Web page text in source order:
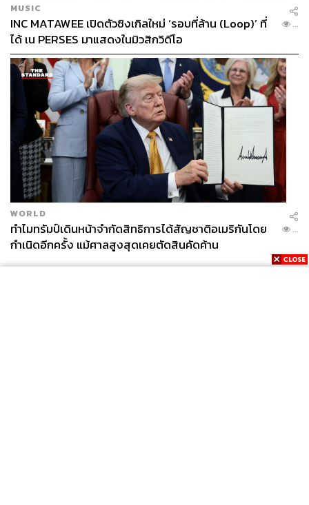
ดังนั้น ฐานการคิดคะแนน ส.ส.แบ่งเขต กับ ส.ส.ปาร์ตี้ลิสต์ มัน
Parallel มันแยกขาดออกจากกันอยู่แล้ว ไม่ได้เกี่ยวข้องกัน
ฉะนั้นเมื่อไม่ได้เกี่ยวข้องกัน แล้วไปอ้างมาตรา 90 เพื่อจะ
บอกว่าต้องเป็นคนละเบอร์ เป็นคำอธิบายระบบการเลือกตั้ง
แบบใหม่ที่เราแก้ไขแล้ว แต่อธิบายมาตรา 90 ซึ่งเป็นการ
เลือกตั้งแบบเดิม จึงเป็นการผิดฝาผิดตัว ย้อนแย้งในตัวเอง
“การอ้างมาตรา 90 จึงเป็นการอ้างที่ไม่ถูกต้อง บางคนบอกว่า
ถ้าไม่อ้างมาตรา 90 จะขัดเจตนารมณ์ผู้ยกร่าง แต่ผมมอง
ว่าการอ้างมาตรา 90 นี่แหละเป็นการขัดเจตนารมณ์ผู้ยกร่าง
จริงๆ และขัดรัฐธรรมนูญที่เราแก้ไปใหม่”
พรสันต์กล่าวว่า ขอพูดในทางวิชาการ ปัญหานี้เกิดขึ้นมา
ตั้งแต่เราแก้ระบบเลือกตั้งแล้ว การแก้ไขรัฐธรรมนูญเพิ่มเติม
ในประเทศไทยค่อนข้างมีปัญหา แล้วคนก็เข้าใจคลาดเคลื่อน
อยู่พอสมควรว่า เวลาเราจะแก้ไขเพิ่มเติมรัฐธรรมนูญ โดย
MUSIC
INC MATAWEE เปิดตัวซิงเกิลใหม่ ‘รอบที่ล้าน (Loop)’ ที่
ได้ เน PERSES มาแสดงในมิวสิกวิดีโอ
...
WORLD
ทำไมทรัมป์เดินหน้าจำกัดสิทธิการได้สัญชาติอเมริกันโดย
กำเนิดอีกครั้ง แม้ศาลสูงสุดเคยตัดสินคัดค้าน
...